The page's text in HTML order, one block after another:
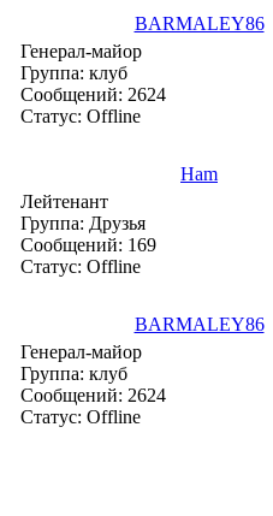
BARMALEY86
Генерал-майор
Группа: клуб
Сообщений: 2624
Статус: Offline
Ham
Лейтенант
Группа: Друзья
Сообщений: 169
Статус: Offline
BARMALEY86
Генерал-майор
Группа: клуб
Сообщений: 2624
Статус: Offline